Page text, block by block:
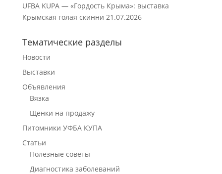
UFBA KUPA — «Гордость Крыма»: выставка
Крымская голая скинни 21.07.2026
Тематические разделы
Новости
Выставки
Объявления
Вязка
Щенки на продажу
Питомники УФБА КУПА
Статьи
Полезные советы
Диагностика заболеваний